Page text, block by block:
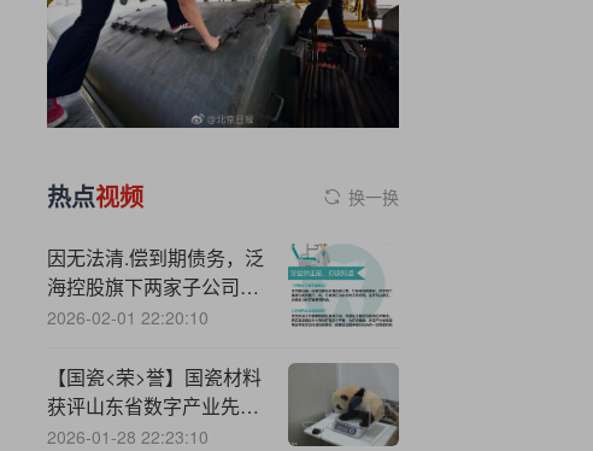
热点视频 换一换
因无法清.偿到期债务，泛
海控股旗下两家子公司被
申请破产清算
2026-02-01 22:20:10
【国瓷<荣>誉】国瓷材料
获评山东省数字产业先锋
企业
2026-01-28 22:23:10